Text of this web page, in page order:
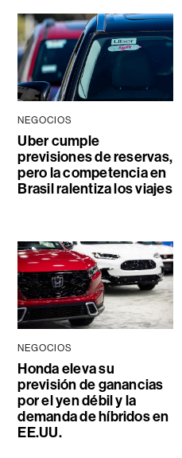
NEGOCIOS
Uber cumple
previsiones de reservas,
pero la competencia en
Brasil ralentiza los viajes
NEGOCIOS
Honda eleva su
previsión de ganancias
por el yen débil y la
demanda de híbridos en
EE.UU.